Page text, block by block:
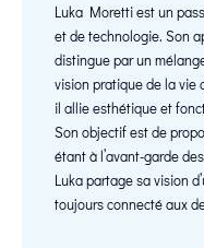
Luka Moretti est un
et de technologie. Son
distingue par un
vision pratique de la vie
il allie esthétique et
Son objectif est de
étant à l’avant-garde
Luka partage sa vision
toujours connecté aux